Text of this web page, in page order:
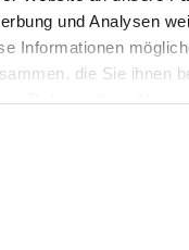
und Analysen
Informationen
die Sie ihnen
Kalender abonnieren